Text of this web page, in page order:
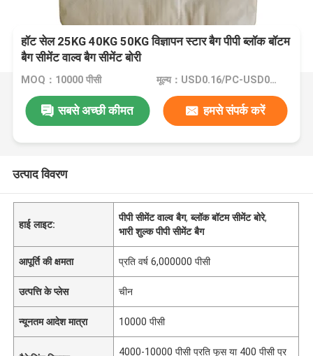
हॉट सेल 25KG 40KG 50KG विज्ञापन स्टार बैग पीपी ब्लॉक बॉटम
बैग सीमेंट वाल्व बैग सीमेंट बोरी
MOQ：10000 पीसी मूल्य：USD0.16/PC-USD0.20/PC
सबसे अच्छी कीमत हमसे संपर्क करें
उत्पाद विवरण
हाई लाइट:
पीपी सीमेंट वाल्व बैग,ब्लॉक बॉटम सीमेंट बोरे,
भारी शुल्क पीपी सीमेंट बैग
आपूर्ति की क्षमता प्रति वर्ष 6,000000 पीसी
उत्पत्ति के प्लेस चीन
न्यूनतम आदेश मात्रा 10000 पीसी
4000-10000 पीसी प्रति फूस या 400 पीसी प्र